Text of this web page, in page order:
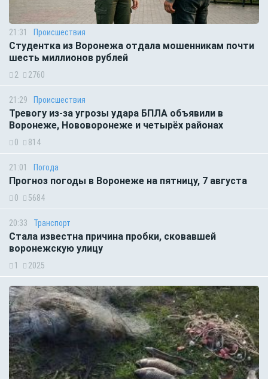
21:31 Происшествия
Студентка из Воронежа отдала мошенникам почти
шесть миллионов рублей
2 2760
21:29 Происшествия
Тревогу из-за угрозы удара БПЛА объявили в
Воронеже, Нововоронеже и четырёх районах
0 814
21:01 Погода
Прогноз погоды в Воронеже на пятницу, 7 августа
0 5684
20:33 Транспорт
Стала известна причина пробки, сковавшей
воронежскую улицу
1 2025